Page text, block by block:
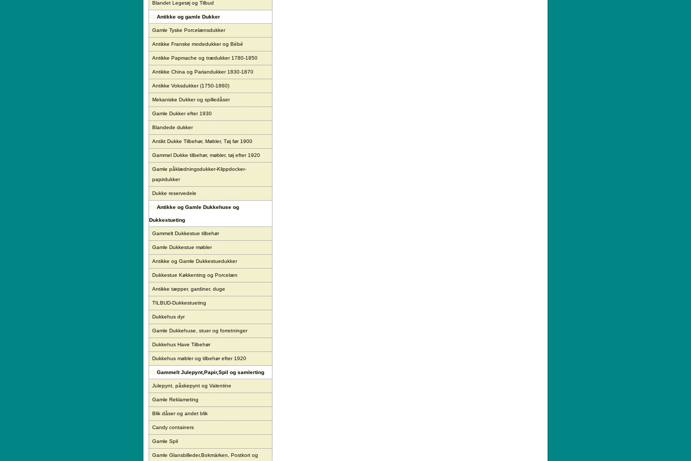
Blandet Legetøj og Tilbud
Antikke og gamle Dukker
Gamle Tyske Porcelænsdukker
Antikke Franske modedukker og Bébé
Antikke Papmache og trædukker 1780-1850
Antikke China og Pariandukker 1830-1870
Antikke Voksdukker (1750-1860)
Mekaniske Dukker og spilledåser
Gamle Dukker efter 1930
Blandede dukker
Antikt Dukke Tilbehør, Møbler, Tøj før 1900
Gammel Dukke tilbehør, møbler, tøj efter 1920
Gamle påklædningsdukker-Klippdocker-
papirdukker
Dukke reservedele
Antikke og Gamle Dukkehuse og
Dukkestueting
Gammelt Dukkestue tilbehør
Gamle Dukkestue møbler
Antikke og Gamle Dukkestuedukker
Dukkestue Køkkenting og Porcelæn
Antikke tæpper, gardiner, duge
TILBUD-Dukkestueting
Dukkehus dyr
Gamle Dukkehuse, stuer og forretninger
Dukkehus Have Tilbehør
Dukkehus møbler og tilbehør efter 1920
Gammelt Julepynt,Papir,Spil og samlerting
Julepynt, påskepynt og Valentine
Gamle Reklameting
Blik dåser og andet blik
Candy containers
Gamle Spil
Gamle Glansbilleder,Bokmärken, Postkort og